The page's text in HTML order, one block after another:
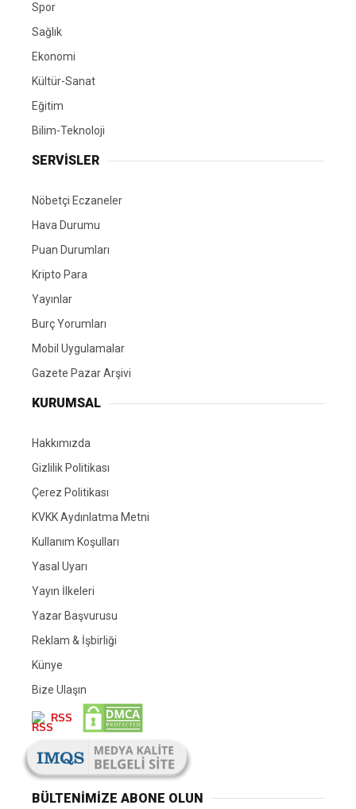
Spor
Sağlık
Ekonomi
Kültür-Sanat
Eğitim
Bilim-Teknoloji
SERVİSLER
Nöbetçi Eczaneler
Hava Durumu
Puan Durumları
Kripto Para
Yayınlar
Burç Yorumları
Mobil Uygulamalar
Gazete Pazar Arşivi
KURUMSAL
Hakkımızda
Gizlilik Politikası
Çerez Politikası
KVKK Aydınlatma Metni
Kullanım Koşulları
Yasal Uyarı
Yayın İlkeleri
Yazar Başvurusu
Reklam & İşbirliği
Künye
Bize Ulaşın
RSS
BÜLTENIMIZE ABONE OLUN